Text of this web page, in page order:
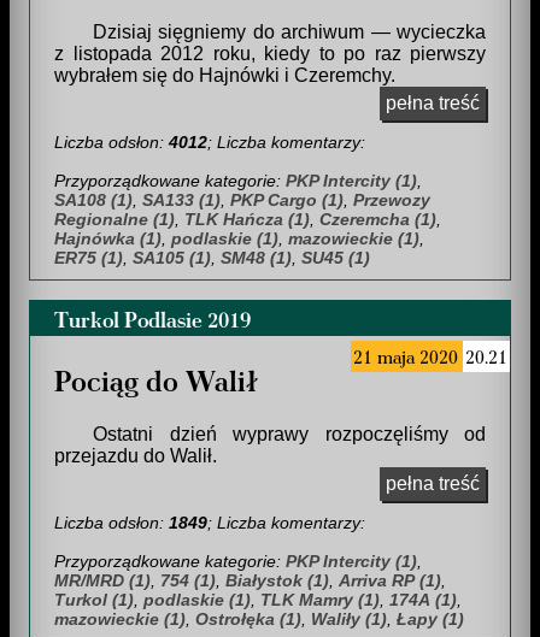
Dzisiaj sięgniemy do archiwum — wycieczka
z listopada 2012 roku, kiedy to po raz pierwszy
wybrałem się do Hajnówki i Czeremchy.
pełna treść
Liczba odsłon: 4012; Liczba komentarzy:
Przyporządkowane kategorie: PKP Intercity (1)
SA108 (1) SA133 (1) PKP Cargo (1) Przewozy
Regionalne (1) TLK Hańcza (1) Czeremcha (1)
Hajnówka (1) podlaskie (1) mazowieckie (1)
ER75 (1) SA105 (1) SM48 (1) SU45 (1)
Turkol Podlasie 2019
21 maja 2020 20.21
Pociąg do Walił
Ostatni dzień wyprawy rozpoczęliśmy od
przejazdu do Walił.
pełna treść
Liczba odsłon: 1849; Liczba komentarzy:
Przyporządkowane kategorie: PKP Intercity (1)
MR/MRD (1) 754 (1) Białystok (1) Arriva RP (1)
Turkol (1) podlaskie (1) TLK Mamry (1) 174A (1)
mazowieckie (1) Ostrołęka (1) Waliły (1) Łapy (1)